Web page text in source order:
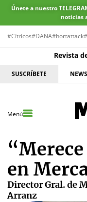
Únete a nuestro
noticias
#Cítricos#DANA#hortattack
Revista
SUSCRÍBETE
Menú
en
Director Gral. de
Arranz